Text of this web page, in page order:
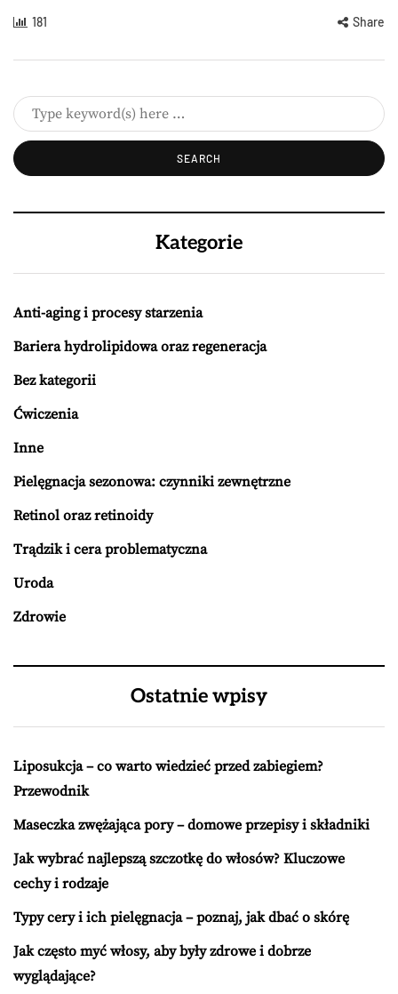
181 Share
Kategorie
Anti-aging i procesy starzenia
Bariera hydrolipidowa oraz regeneracja
Bez kategorii
Ćwiczenia
Inne
Pielęgnacja sezonowa: czynniki zewnętrzne
Retinol oraz retinoidy
Trądzik i cera problematyczna
Uroda
Zdrowie
Ostatnie wpisy
Liposukcja – co warto wiedzieć przed zabiegiem?
Przewodnik
Maseczka zwężająca pory – domowe przepisy i składniki
Jak wybrać najlepszą szczotkę do włosów? Kluczowe
cechy i rodzaje
Typy cery i ich pielęgnacja – poznaj, jak dbać o skórę
Jak często myć włosy, aby były zdrowe i dobrze
wyglądające?